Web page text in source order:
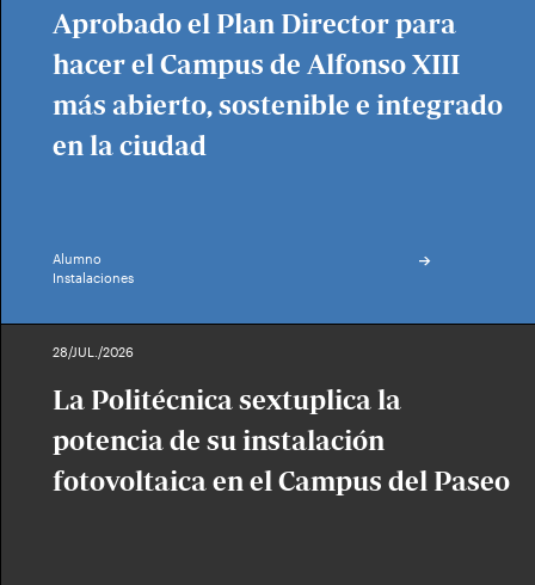
Aprobado el Plan Director para
hacer el Campus de Alfonso XIII
más abierto, sostenible e integrado
en la ciudad
Alumno
Instalaciones
28/JUL./2026
La Politécnica sextuplica la
potencia de su instalación
fotovoltaica en el Campus del Paseo